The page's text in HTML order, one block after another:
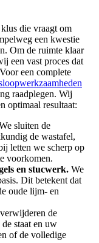
die vraagt om
een kwestie
Om de ruimte klaar
een vast proces dat
een complete
raadplegen. Wij
optimaal resultaat:
sluiten de
de wastafel,
letten we scherp op
voorkomen.
en stucwerk. We
Dit betekent dat
oude lijm- en
de
staat en uw
of de volledige